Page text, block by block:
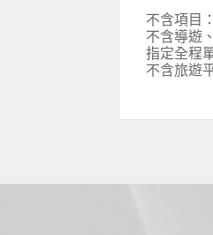
不含項目：
不含導遊
指定全程
不含旅遊